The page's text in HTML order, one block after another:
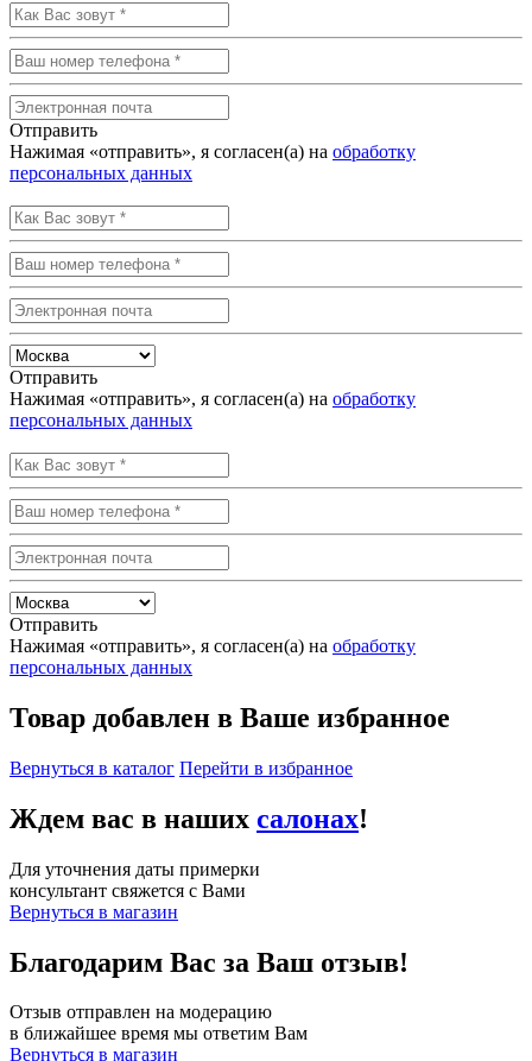
Отправить
Нажимая «отправить», я согласен(а) на обработку
персональных данных
Отправить
Нажимая «отправить», я согласен(а) на обработку
персональных данных
Отправить
Нажимая «отправить», я согласен(а) на обработку
персональных данных
Товар добавлен в Ваше избранное
Вернуться в каталог Перейти в избранное
Ждем вас в наших салонах!
Для уточнения даты примерки
консультант свяжется с Вами
Вернуться в магазин
Благодарим Вас за Ваш отзыв!
Отзыв отправлен на модерацию
в ближайшее время мы ответим Вам
Вернуться в магазин